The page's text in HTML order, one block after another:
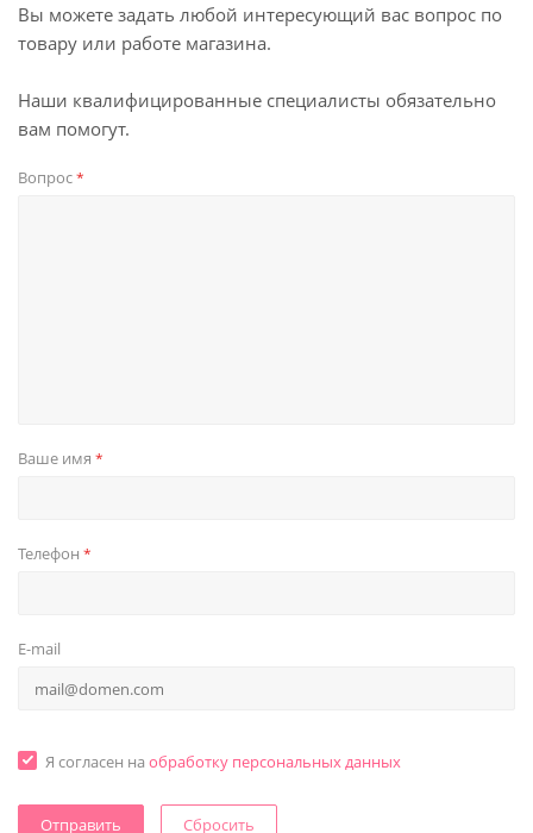
Вы можете задать любой интересующий вас вопрос по
товару или работе магазина.
Наши квалифицированные специалисты обязательно
вам помогут.
Вопрос*
Ваше имя *
Телефон *
E-mail
Я согласен на обработку персональных данных
Сбросить